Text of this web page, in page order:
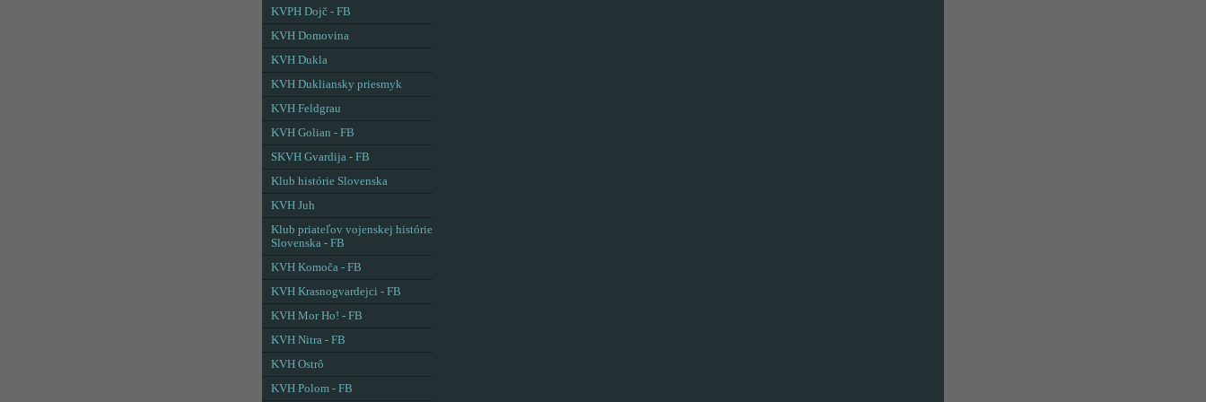
KVPH Dojč - FB
KVH Domovina
KVH Dukla
KVH Dukliansky priesmyk
KVH Feldgrau
KVH Golian - FB
SKVH Gvardija - FB
Klub histórie Slovenska
KVH Juh
Klub priateľov vojenskej histórie
Slovenska - FB
KVH Komoča - FB
KVH Krasnogvardejci - FB
KVH Mor Ho! - FB
KVH Nitra - FB
KVH Ostrô
KVH Polom - FB